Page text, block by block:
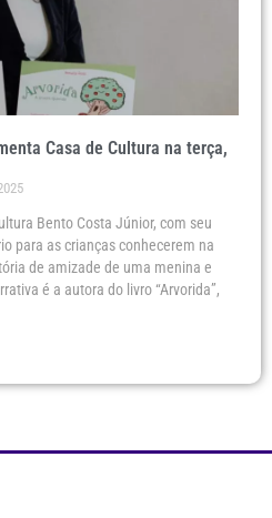
Casa de Cultura na terça,
Bento Costa Júnior, com seu
para as crianças conhecerem na
de amizade de uma menina e
é a autora do livro “Arvorida”,